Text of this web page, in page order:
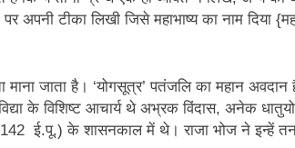
: इंडिया / भारत , जी-20 में ‘भार-त’ का चमका सितारा
हरि कुमार ने किया अनुराधा प्रकाशन की पुस्तकों एवं
अपनी टीका लिखी जिसे महाभाष्य का नाम दिया
जाता है। ‘योगसूत्र’ पतंजलि का महान
के विशिष्ट आचार्य थे अभ्रक विंदास, अनेक
ई.पू.) के शासनकाल में थे। राजा भोज ने इन्हें